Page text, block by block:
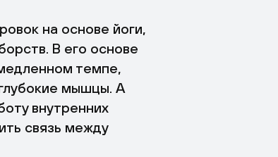
на основе йоги,
В его основе
темпе,
мышцы. А
внутренних
связь между